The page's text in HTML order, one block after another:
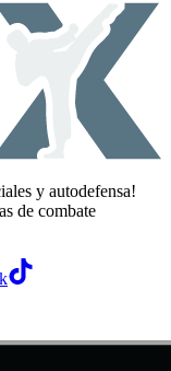
y autodefensa!
de combate